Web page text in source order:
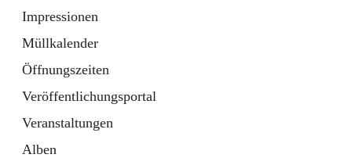
Impressionen
Müllkalender
Öffnungszeiten
Veröffentlichungsportal
Veranstaltungen
Alben
Bürgerservice
10 Schnellzugriffe